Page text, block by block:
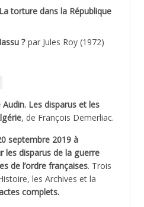
torture dans la République
? par Jules Roy (1972)
Audin. Les disparus et les
, de François Demerliac.
septembre 2019 à
les disparus de la guerre
de l’ordre françaises. Trois
les Archives et la
complets.